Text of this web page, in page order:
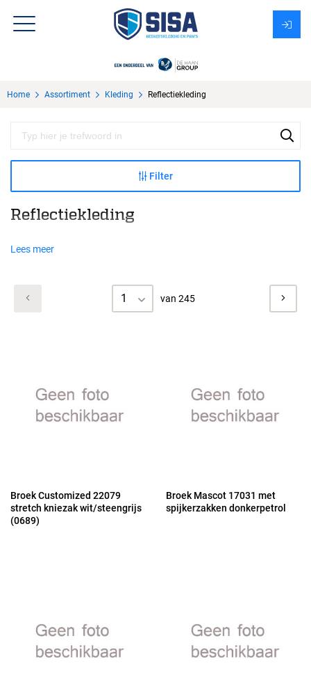
Over Sisa
KMS
Home Assortiment Kleding Reflectiekleding
Filter
Reflectiekleding
Lees meer
1 van 245
Broek Customized 22079
stretch kniezak wit/steengrijs
(0689)
Broek Mascot 17031 met
spijkerzakken donkerpetrol